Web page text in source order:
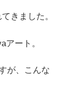
きました。
アート。
が、こんな